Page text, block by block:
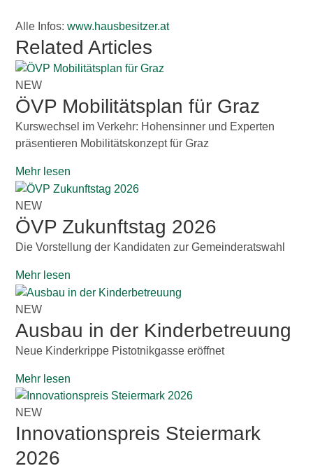
Alle Infos:www.hausbesitzer.at
Related Articles
NEW
ÖVP Mobilitätsplan für Graz
Kurswechsel im Verkehr: Hohensinner und Experten
präsentieren Mobilitätskonzept für Graz
Mehr lesen
NEW
ÖVP Zukunftstag 2026
Die Vorstellung der Kandidaten zur Gemeinderatswahl
Mehr lesen
NEW
Ausbau in der Kinderbetreuung
Neue Kinderkrippe Pistotnikgasse eröffnet
Mehr lesen
NEW
Innovationspreis Steiermark
2026